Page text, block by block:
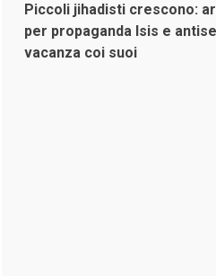
Piccoli jihadisti crescono:
per propaganda Isis e
vacanza coi suoi